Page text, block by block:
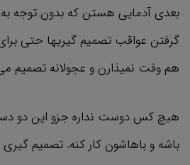
بعدی آدمایی هستن که بدون توجه
گرفتن عواقب تصمیم گیریها حتی
هم وقت نمیذارن و عجولانه تصمیم
هیچ کس دوست نداره جزو این دو
باشه و باهاشون کار کنه. تصمیم